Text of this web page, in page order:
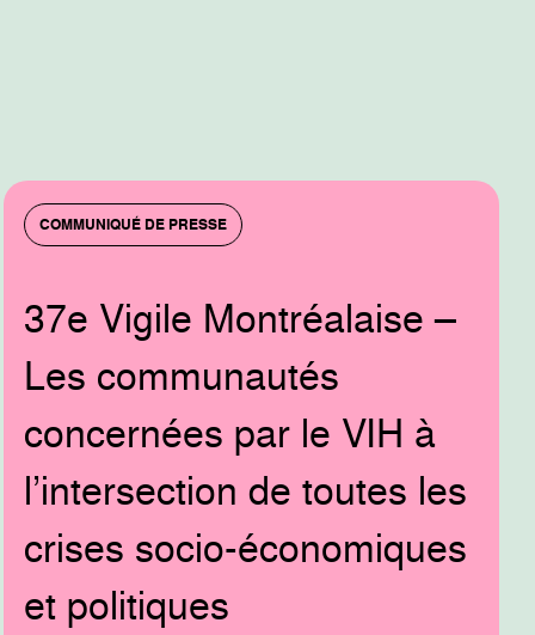
COMMUNIQUÉ DE PRESSE
37e Vigile Montréalaise –
Les communautés
concernées par le VIH à
l’intersection de toutes les
crises socio-économiques
et politiques